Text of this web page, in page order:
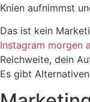
Knien aufnimmst
Das ist kein
Instagram morgen
Reichweite, dein
Es gibt